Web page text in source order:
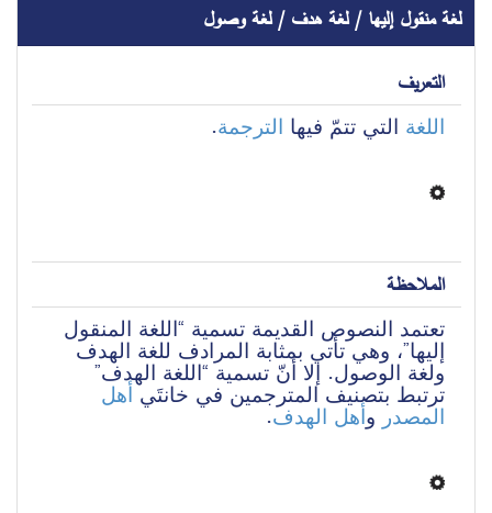
لغة منقول إليها / لغة هدف / لغة وصول
التعريف
اللغة التي تتمّ فيها الترجمة.
الملاحظة
إليها”، وهي تأتي بمثابة المرادف للغة الهدف
ترتبط بتصنيف المترجمين في خانتَي
المصدر وأهل الهدف.